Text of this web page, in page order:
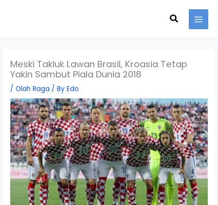
Search
Meski Takluk Lawan Brasil, Kroasia Tetap
Yakin Sambut Piala Dunia 2018
/Olah Raga / ByEdo